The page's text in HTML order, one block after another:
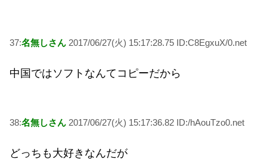
37:名無しさん 2017/06/27(火) 15:17:28.75 ID:C8EgxuX/0.net
中国ではソフトなんてコピーだから
38:名無しさん 2017/06/27(火) 15:17:36.82 ID:/hAouTzo0.net
どっちも大好きなんだが